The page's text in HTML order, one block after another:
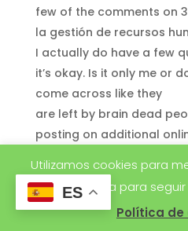
few of the comments on
la gestión de recursos
I actually do have a few
it’s okay. Is it only me or
come across like they
are left by brain dead
posting on additional
a list of the complete
networking sites like
your linkedin profile,
Utilizamos cookies para
usuario. Acepta para
Política de
ES